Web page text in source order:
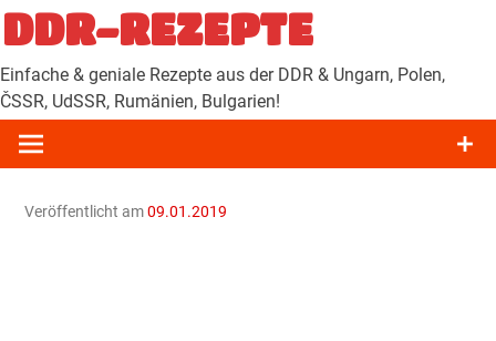
Zum
Inhalt
springen
DDR-REZEPTE
Einfache & geniale Rezepte aus der DDR & Ungarn, Polen,
ČSSR, UdSSR, Rumänien, Bulgarien!
Veröffentlicht am09.01.2019